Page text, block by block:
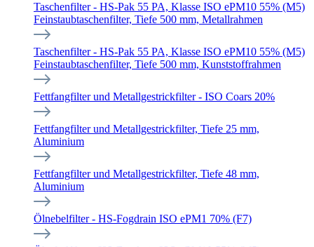
Taschenfilter - HS-Pak 55 PA, Klasse ISO ePM10 55% (M5)
Feinstaubtaschenfilter, Tiefe 500 mm, Metallrahmen
Taschenfilter - HS-Pak 55 PA, Klasse ISO ePM10 55% (M5)
Feinstaubtaschenfilter, Tiefe 500 mm, Kunststoffrahmen
Fettfangfilter und Metallgestrickfilter - ISO Coars 20%
Fettfangfilter und Metallgestrickfilter, Tiefe 25 mm,
Aluminium
Fettfangfilter und Metallgestrickfilter, Tiefe 48 mm,
Aluminium
Ölnebelfilter - HS-Fogdrain ISO ePM1 70% (F7)